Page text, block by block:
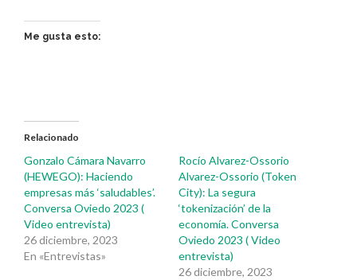
Me gusta esto:
Relacionado
Gonzalo Cámara Navarro
(HEWEGO): Haciendo
empresas más ‘saludables’.
Conversa Oviedo 2023 (
Video entrevista)
26 diciembre, 2023
En «Entrevistas»
Rocío Alvarez-Ossorio
Alvarez-Ossorio (Token
City): La segura
‘tokenización’ de la
economía. Conversa
Oviedo 2023 ( Video
entrevista)
26 diciembre, 2023